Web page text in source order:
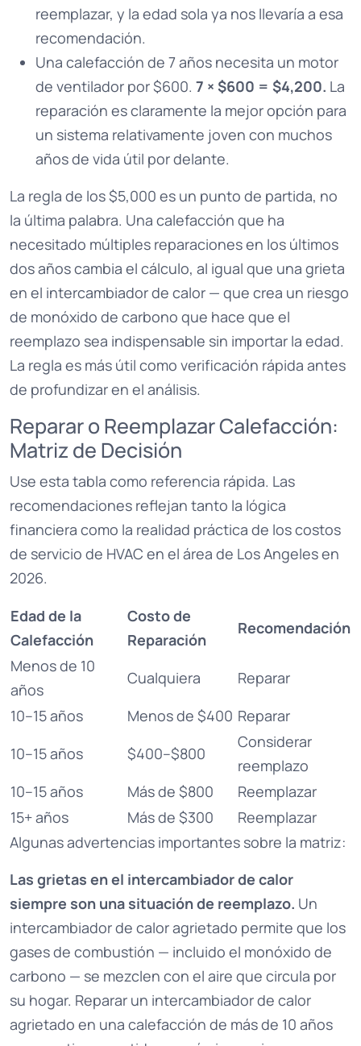
reemplazar, y la edad sola ya nos llevaría a esa
recomendación.
Una calefacción de 7 años necesita un motor
de ventilador por $600. 7 × $600 = $4,200. La
reparación es claramente la mejor opción para
un sistema relativamente joven con muchos
años de vida útil por delante.
La regla de los $5,000 es un punto de partida, no
la última palabra. Una calefacción que ha
necesitado múltiples reparaciones en los últimos
dos años cambia el cálculo, al igual que una grieta
en el intercambiador de calor — que crea un riesgo
de monóxido de carbono que hace que el
reemplazo sea indispensable sin importar la edad.
La regla es más útil como verificación rápida antes
de profundizar en el análisis.
Reparar o Reemplazar Calefacción:
Matriz de Decisión
Use esta tabla como referencia rápida. Las
recomendaciones reflejan tanto la lógica
financiera como la realidad práctica de los costos
de servicio de HVAC en el área de Los Angeles en
2026.
Edad de la
Calefacción
Costo de
Reparación
Recomendación
Menos de 10
años
Cualquiera
Reparar
10–15 años
Menos de $400 Reparar
10–15 años
$400–$800
Considerar
reemplazo
10–15 años
Más de $800
Reemplazar
15+ años
Más de $300
Reemplazar
Algunas advertencias importantes sobre la matriz:
Las grietas en el intercambiador de calor
siempre son una situación de reemplazo. Un
intercambiador de calor agrietado permite que los
gases de combustión — incluido el monóxido de
carbono — se mezclen con el aire que circula por
su hogar. Reparar un intercambiador de calor
agrietado en una calefacción de más de 10 años